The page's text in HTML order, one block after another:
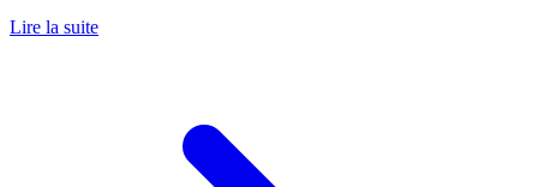
Lire la suite